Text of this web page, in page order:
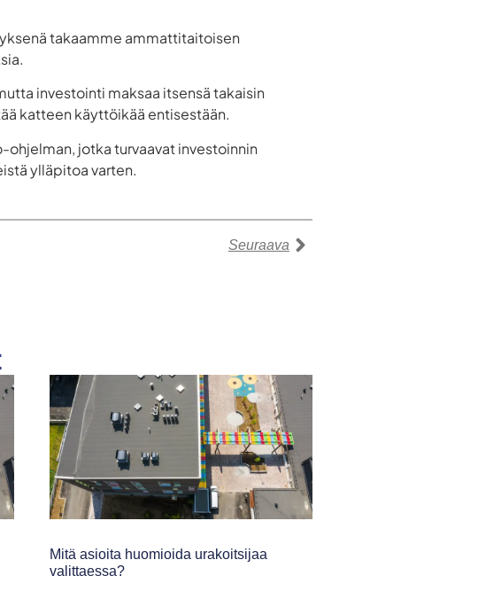
takaamme ammattitaitoisen
investointi maksaa itsensä takaisin
katteen käyttöikää entisestään.
jotka turvaavat investoinnin
ylläpitoa varten.
Seuraava
Mitä asioita huomioida urakoitsijaa
valittaessa?